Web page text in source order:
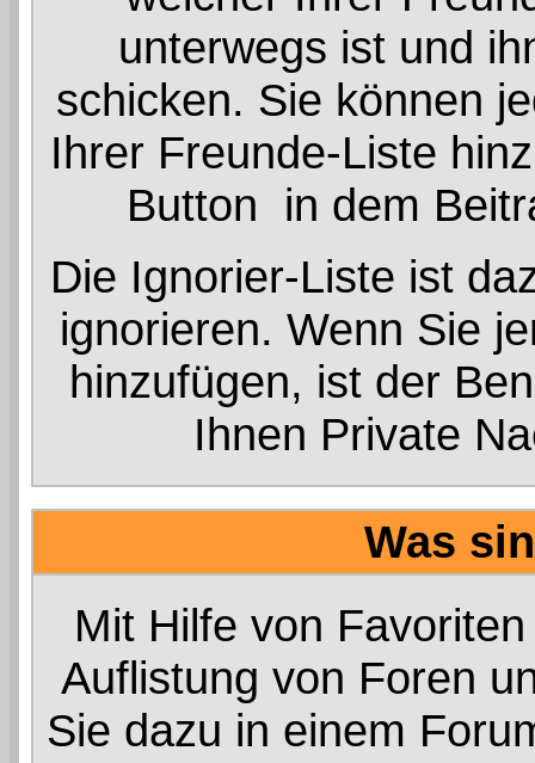
unterwegs ist und
schicken. Sie können
Ihrer Freunde-Liste
Button
in dem
Die Ignorier-Liste ist
ignorieren. Wenn Sie
hinzufügen, ist der
Ihnen Private
Was
Mit Hilfe von
Auflistung von Foren
Sie dazu in einem